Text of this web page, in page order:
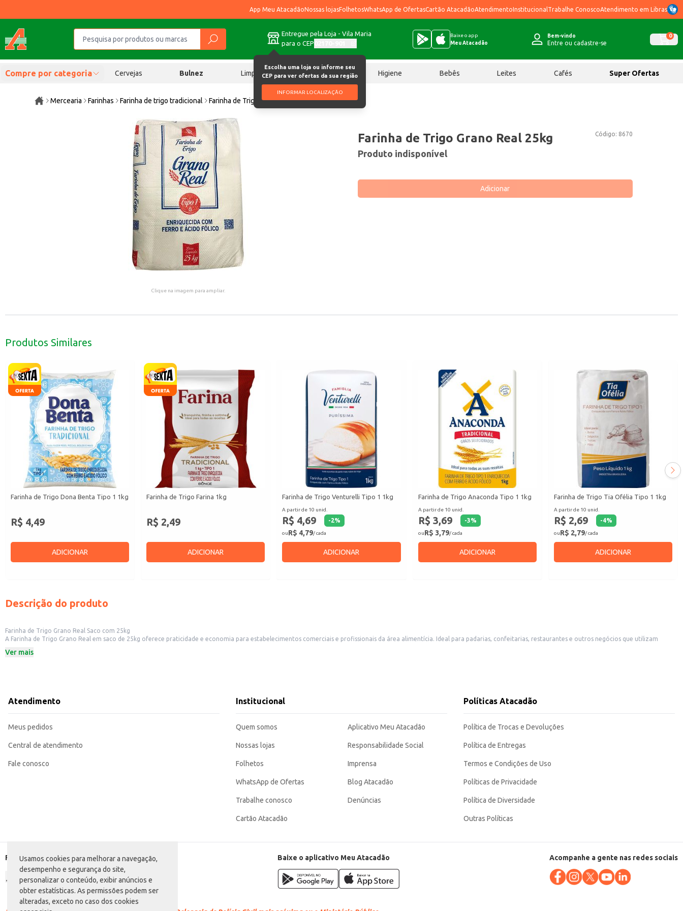
Usamos cookies para melhorar a navegação,
desempenho e segurança do site,
personalizar o conteúdo, exibir anúncios e
obter estatísticas. As permissões podem ser
alteradas, exceto no caso dos cookies
App Meu AtacadãoNossas lojasFolhetosWhatsApp de OfertasCartão AtacadãoAtendimentoInstitucional Trabalhe ConoscoAtendimento em Libras
Entregue pela Loja - Vila Maria
para o CEP
Escolha uma loja ou informe seu
CEP para ver ofertas da sua região
INFORMAR LOCALIZAÇÃO
Baixe o app
Meu Atacadão
Bem-vindo
Entre ou cadastre-se
0
Compre por categoria Cervejas Bulnez Limpeza Chocolates Higiene Bebês Leites Cafés Super Ofertas
Mercearia Farinhas Farinha de trigo tradicional Farinha de Trigo Grano Real 25kg
Clique na imagem para ampliar.
Código: 8670
Farinha de Trigo Grano Real 25kg
Produto indisponível
Adicionar
Produtos Similares
Farinha de Trigo Dona Benta Tipo 1 1kg
R$ 4,49
ADICIONAR
Farinha de Trigo Farina 1kg
R$ 2,49
ADICIONAR
Farinha de Trigo Venturelli Tipo 1 1kg
A partir de 10 unid.
R$ 4,69 -2%
ouR$ 4,79/ cada
ADICIONAR
Farinha de Trigo Anaconda Tipo 1 1kg
A partir de 10 unid.
R$ 3,69 -3%
ouR$ 3,79/ cada
ADICIONAR
Farinha de Trigo Tia Ofélia Tipo 1 1kg
A partir de 10 unid.
R$ 2,69 -4%
ouR$ 2,79/ cada
ADICIONAR
Descrição do produto
Farinha de Trigo Grano Real Saco com 25kg
A Farinha de Trigo Grano Real em saco de 25kg oferece praticidade e economia para estabelecimentos comerciais e profissionais da área alimentícia. Ideal para padarias, confeitarias, restaurantes e outros negócios que utilizam
Dicas de Uso:
Marca: Grano Real
Departamento: Mercearia
Conteúdo: 25kg
Ver mais
Atendimento
Meus pedidos
Central de atendimento
Fale conosco
Institucional
Quem somos
Nossas lojas
Folhetos
WhatsApp de Ofertas
Trabalhe conosco
Cartão Atacadão
Aplicativo Meu Atacadão
Responsabilidade Social
Imprensa
Blog Atacadão
Denúncias
Políticas Atacadão
Política de Trocas e Devoluções
Política de Entregas
Termos e Condições de Uso
Políticas de Privacidade
Política de Diversidade
Outras Políticas
Formas de pagamento Baixe o aplicativo Meu Atacadão Acompanhe a gente nas redes sociais